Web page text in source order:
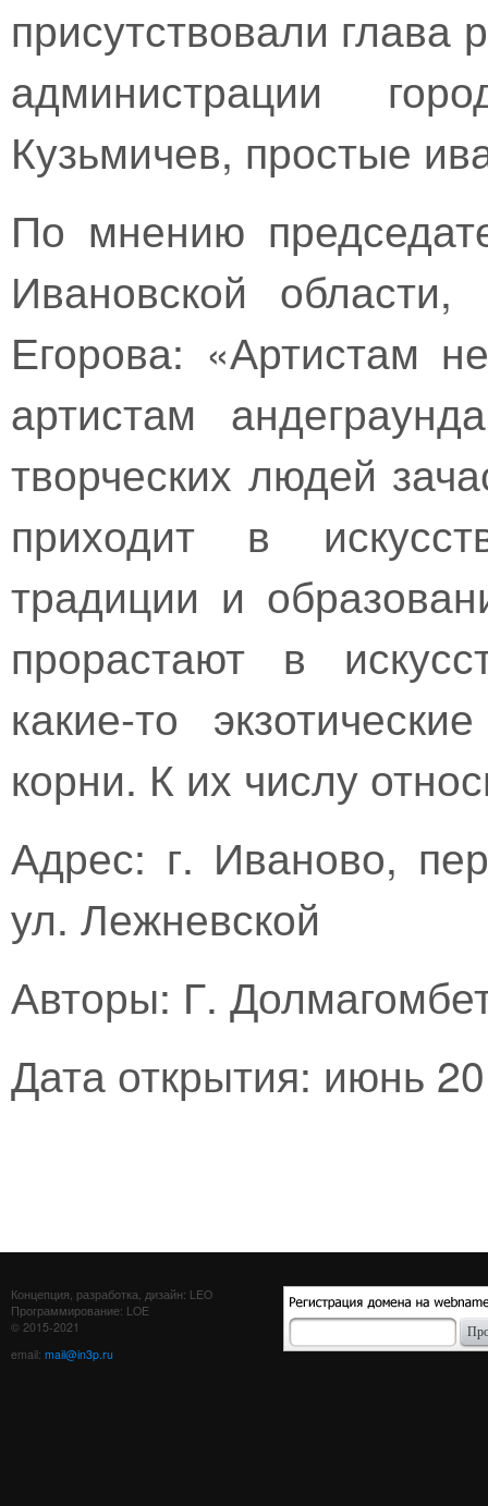
присутствовали
администрации
Кузьмичев, простые
По мнению
Ивановской
Егорова: «Артистам
артистам
творческих людей
приходит в
традиции и
прорастают в
какие-то
корни. К их числу
Адрес: г. Иваново,
ул. Лежневской
Авторы: Г.
Дата открытия: июнь
Концепция, разработка, дизайн: LEO
Программирование: LOE
© 2015-2021
email: mail@in3p.ru